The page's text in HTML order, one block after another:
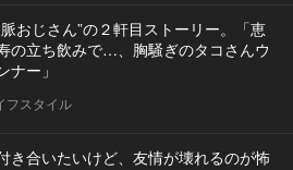
おじさん”の２軒目ストーリー。「恵
の立ち飲みで…、胸騒ぎのタコさんウ
ナー」
フスタイル
付き合いたいけど、友情が壊れるのが怖